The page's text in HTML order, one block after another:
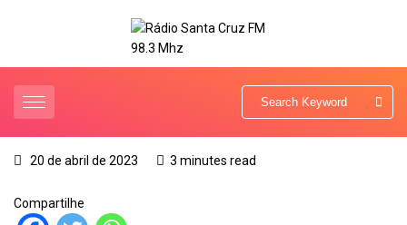
20 de abril de 2023 3 minutes read
Compartilhe